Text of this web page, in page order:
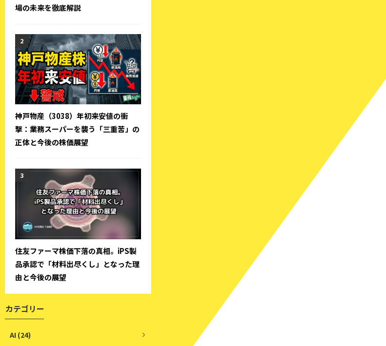
場の未来を徹底解説
神戸物産（3038）年初来安値の衝
撃：業務スーパーを襲う「三重苦」の
正体と今後の株価展望
住友ファーマ株価下落の真相。iPS製
品承認で「材料出尽くし」となった理
由と今後の展望
カテゴリー
AI (24)